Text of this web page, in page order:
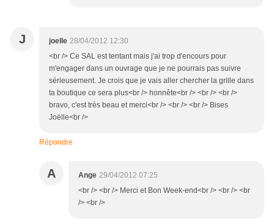
J joelle 28/04/2012 12:30
<br /> Ce SAL est tentant mais j'ai trop d'encours pour
m'engager dans un ouvrage que je ne pourrais pas suivre
sérieusement. Je crois que je vais aller chercher la grille dans
ta boutique ce sera plus<br /> honnête<br /> <br /> <br />
bravo, c'est très beau et merci<br /> <br /> <br /> Bises
Joëlle<br />
Répondre
A Ange 29/04/2012 07:25
<br /> <br /> Merci et Bon Week-end<br /> <br /> <br
/> <br />